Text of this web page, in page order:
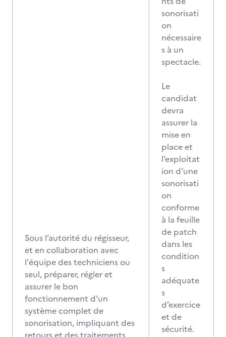
Sous l’autorité du régisseur,
et en collaboration avec
l'équipe des techniciens ou
seul, préparer, régler et
assurer le bon
fonctionnement d'un
système complet de
sonorisation, impliquant des
sonorisati
on
nécessaire
s à un
spectacle.
Le
candidat
devra
assurer la
mise en
place et
l’exploitat
ion d’une
sonorisati
on
conforme
à la feuille
de patch
dans les
condition
s
adéquate
s
d’exercice
et de
sécurité.